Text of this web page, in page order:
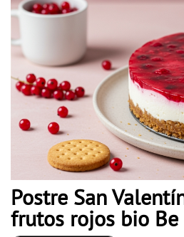
Postre San
frutos rojos bio